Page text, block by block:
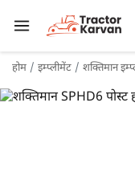
होम इम्प्लीमेंट शक्तिमान